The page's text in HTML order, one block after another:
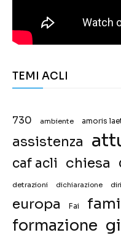
TEMI ACLI
730 ambiente amoris
assistenza
caf acli chiesa
detrazioni dichiarazione
europa Fai
formazione